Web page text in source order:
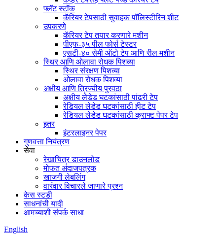
फ्लॅट स्टॉक
कॅरियर टेपसाठी सुवाहक पॉलिस्टीरिन शीट
उपकरणे
कॅरियर टेप तयार करणारे मशीन
पीएफ-३५ पील फोर्स टेस्टर
एसटी-४० सेमी ऑटो टेप आणि रील मशीन
स्थिर आणि ओलावा रोधक पिशव्या
स्थिर संरक्षण पिशव्या
ओलावा रोधक पिशव्या
अक्षीय आणि त्रिज्यीय पुरवठा
अक्षीय लेडेड घटकांसाठी पांढरी टेप
रेडियल लेडेड घटकांसाठी हीट टेप
रेडियल लेडेड घटकांसाठी क्राफ्ट पेपर टेप
इतर
इंटरलाइनर पेपर
गुणवत्ता नियंत्रण
सेवा
रेखाचित्र डाउनलोड
मोफत अंदाजपत्रक
खाजगी लेबलिंग
वारंवार विचारले जाणारे प्रश्न
केस स्टडी
साधनांची यादी
आमच्याशी संपर्क साधा
English